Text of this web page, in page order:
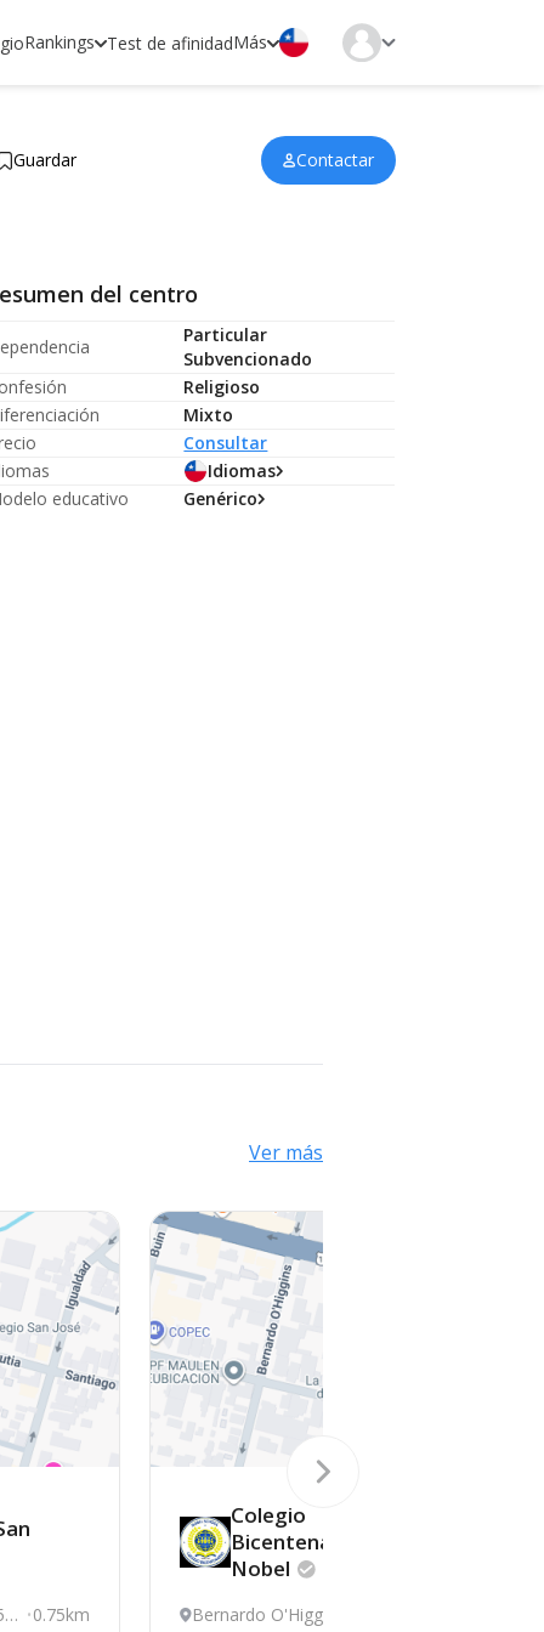
Rankings Test de afinidadMás
Guardar
Contactar
del centro
Particular
Subvencionado
Religioso
Mixto
Consultar
Idiomas
educativo
Genérico
Ver más
0.75km
Colegio
Bicentenario
Nobel
Bernardo O'Higgins